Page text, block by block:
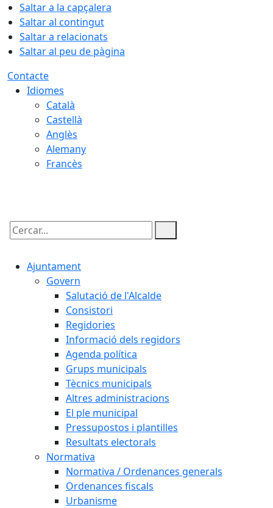
Saltar a la capçalera
Saltar al contingut
Saltar a relacionats
Saltar al peu de pàgina
Contacte
Idiomes
Català
Castellà
Anglès
Alemany
Francès
Cercar:
Ajuntament
Govern
Salutació de l'Alcalde
Consistori
Regidories
Informació dels regidors
Agenda política
Grups municipals
Tècnics municipals
Altres administracions
El ple municipal
Pressupostos i plantilles
Resultats electorals
Normativa
Normativa / Ordenances generals
Ordenances fiscals
Urbanisme